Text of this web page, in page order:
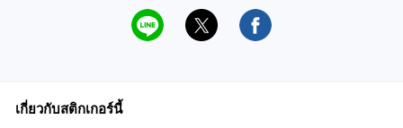
เกี่ยวกับสติกเกอร์นี้